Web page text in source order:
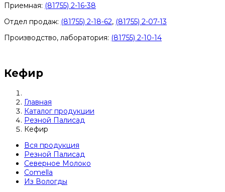
Приемная: (81755) 2-16-38
Отдел продаж: (81755) 2-18-62, (81755) 2-07-13
Производство, лаборатория: (81755) 2-10-14
Кефир
Главная
Каталог продукции
Резной Палисад
Кефир
Вся продукция
Резной Палисад
Северное Молоко
Comеlla
Из Вологды